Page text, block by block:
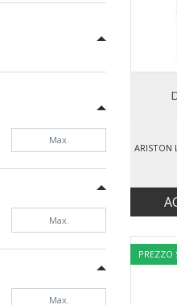
PREZZO